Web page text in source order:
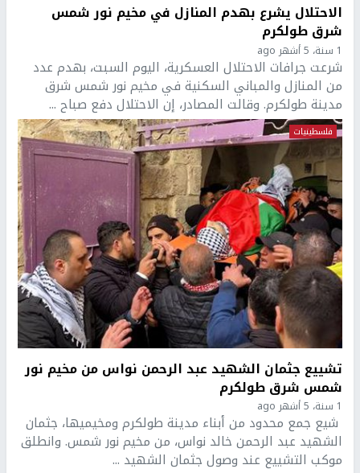
الاحتلال يشرع بهدم المنازل في مخيم نور شمس
شرق طولكرم
1 سنة، 5 أشهر ago
شرعت جرافات الاحتلال العسكرية، اليوم السبت، بهدم عدد
من المنازل والمباني السكنية في مخيم نور شمس شرق
مدينة طولكرم. وقالت المصادر، إن الاحتلال دفع صباح ...
فلسطينيات
تشييع جثمان الشهيد عبد الرحمن نواس من مخيم نور
شمس شرق طولكرم
1 سنة، 5 أشهر ago
شيع جمع محدود من أبناء مدينة طولكرم ومخيميها، جثمان
الشهيد عبد الرحمن خالد نواس، من مخيم نور شمس. وانطلق
موكب التشييع عند وصول جثمان الشهيد ...